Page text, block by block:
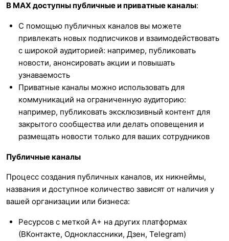
В МАХ доступны публичные и приватные каналы:
С помощью публичных каналов вы можете
привлекать новых подписчиков и взаимодействовать
с широкой аудиторией: например, публиковать
новости, анонсировать акции и повышать
узнаваемость
Приватные каналы можно использовать для
коммуникаций на ограниченную аудиторию:
например, публиковать эксклюзивный контент для
закрытого сообщества или делать оповещения и
размещать новости только для ваших сотрудников
Публичные каналы
Процесс создания публичных каналов, их никнеймы,
названия и доступное количество зависят от наличия у
вашей организации или бизнеса:
Ресурсов с меткой А+ на других платформах
(ВКонтакте, Одноклассники, Дзен, Telegram)